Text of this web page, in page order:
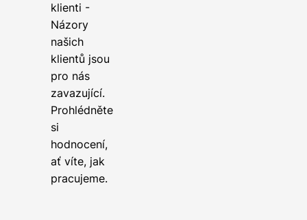
klienti -
Názory
našich
klientů jsou
pro nás
zavazující.
Prohlédněte
si
hodnocení,
ať víte, jak
pracujeme.